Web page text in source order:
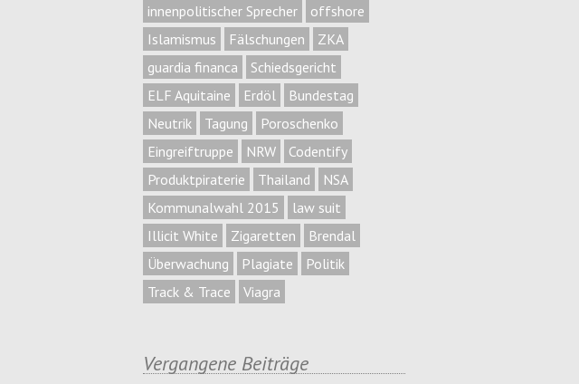
innenpolitischer Sprecher
offshore
Islamismus
Fälschungen
ZKA
guardia financa
Schiedsgericht
ELF Aquitaine
Erdöl
Bundestag
Neutrik
Tagung
Poroschenko
Eingreiftruppe
NRW
Codentify
Produktpiraterie
Thailand
NSA
Kommunalwahl 2015
law suit
Illicit White
Zigaretten
Brendal
Überwachung
Plagiate
Politik
Track & Trace
Viagra
Vergangene Beiträge